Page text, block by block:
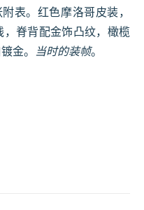
表。红色摩洛哥皮装，
脊背配金饰凸纹，橄榄
金。
当时的装帧。